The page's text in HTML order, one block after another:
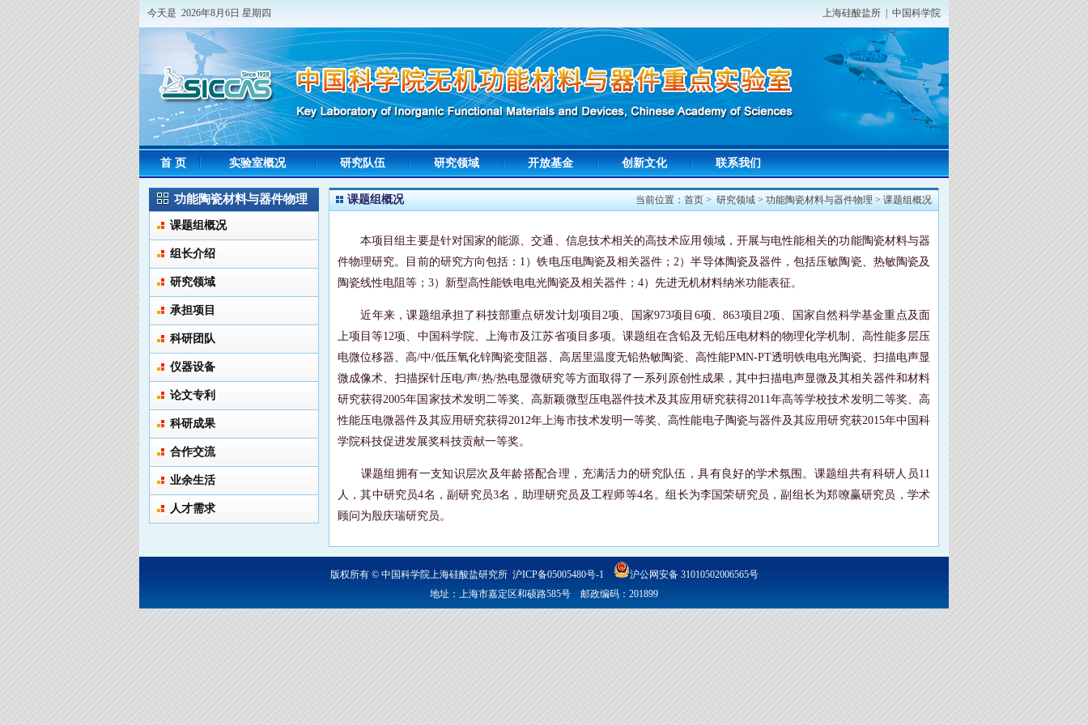
今天是 2026年8月6日 星期四 上海硅酸盐所 中国科学院
首 页 实验室概况 研究队伍 研究领域 开放基金 创新文化 联系我们
功能陶瓷材料与器件物理
课题组概况
组长介绍
研究领域
承担项目
科研团队
仪器设备
论文专利
科研成果
合作交流
业余生活
人才需求
课题组概况 当前位置： 首页 > 研究领域 > 功能陶瓷材料与器件物理 > 课题组概况
本项目组主要是针对国家的能源、交通、信息技术相关的高技术应用领域，开展与电性能相关的功能陶瓷材料与器
件物理研究。目前的研究方向包括： 1 ）铁电压电陶瓷及相关器件；2）半导体陶瓷及器件，包括压敏陶瓷、热敏陶瓷及
陶瓷线性电阻等； 3）新型高性能铁电电光陶瓷及相关器件； 4）先进无机材料纳米功能表征。
近年来，课题组承担了科技部重点研发计划项目 2项、国家973项目 6项、863项目2项、国家自然科学基金重点及面
上项目等12项、中国科学院、上海市及江苏省项目多项。课题组在含铅及无铅压电材料的物理化学机制、高性能多层压
电微位移器、高/中/低压氧化锌陶瓷变阻器、高居里温度无铅热敏陶瓷、高性能PMN-PT透明铁电电光陶瓷、扫描电声显
微成像术、扫描探针压电/声/热/热电显微研究等方面取得了一系列原创性成果，其中扫描电声显微及其相关器件和材料
研究获得2005年国家技术发明二等奖、高新颖微型压电器件技术及其应用研究获得2011年高等学校技术发明二等奖、高
性能压电微器件及其应用研究获得2012年上海市技术发明一等奖、高性能电子陶瓷与器件及其应用研究获2015年中国科
学院科技促进发展奖科技贡献一等奖。
课题组拥有一支知识层次及年龄搭配合理，充满活力的研究队伍，具有良好的学术氛围。课题组共有科研人员11
人，其中研究员4名，副研究员3名，助理研究员及工程师等4名。组长为李国荣研究员，副组长为郑嘹赢研究员，学术
顾问为殷庆瑞研究员。
版权所有 © 中国科学院上海硅酸盐研究所 沪ICP备05005480号-1
沪公网安备 31010502006565号
地址：上海市嘉定区和硕路585号 邮政编码：201899